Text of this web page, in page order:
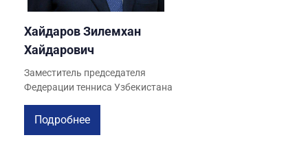
Хайдаров Зилемхан
Хайдарович
Заместитель председателя
Федерации тенниса Узбекистана
Подробнее